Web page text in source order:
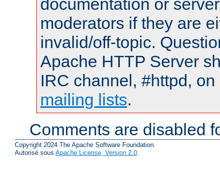
documentation or
moderators if they are
invalid/off-topic.
Apache HTTP Server
IRC channel, #httpd,
mailing lists.
Comments are disabled
Copyright 2024 The Apache Software Foundation.
Autorisé sous Apache License, Version 2.0